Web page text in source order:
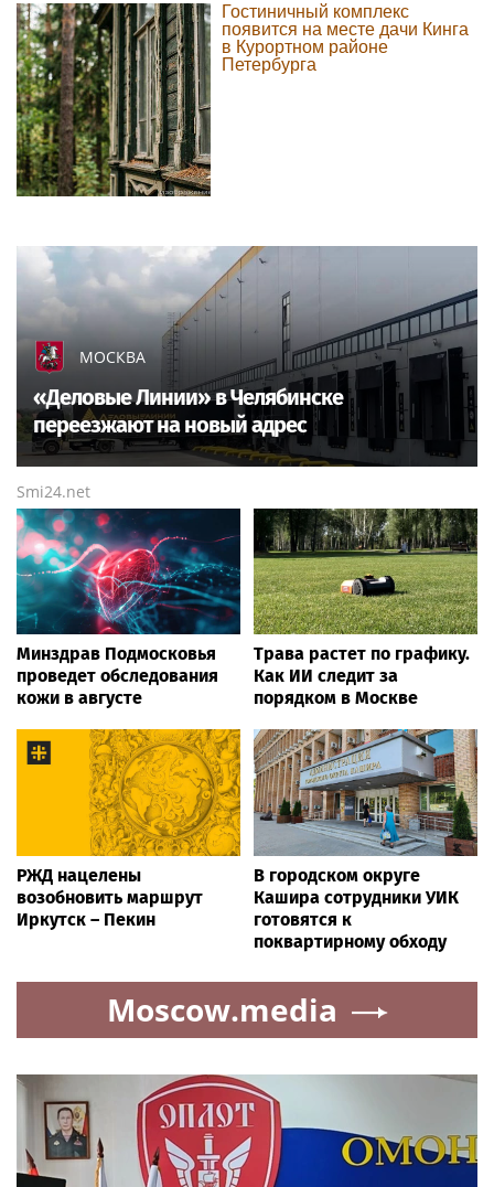
Гостиничный комплекс
появится на месте дачи Кинга
в Курортном районе
Петербурга
МОСКВА
«Деловые Линии» в Челябинске
переезжают на новый адрес
Smi24.net
Минздрав Подмосковья
проведет обследования
кожи в августе
Трава растет по графику.
Как ИИ следит за
порядком в Москве
РЖД нацелены
возобновить маршрут
Иркутск – Пекин
В городском округе
Кашира сотрудники УИК
готовятся к
поквартирному обходу
Moscow.media